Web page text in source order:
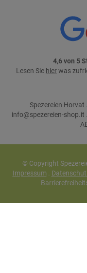
4,6 von 5
Lesen Sie hierwas
Spezereien Horvat
info@spezereien-
© Copyright
Impressum.